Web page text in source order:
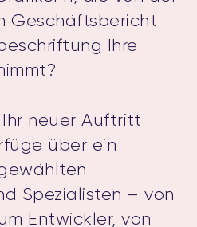
Geschäftsbericht
Ihre
neuer Auftritt
über ein
Spezialisten – von
Entwickler, von